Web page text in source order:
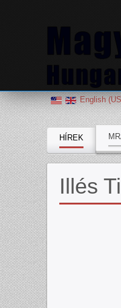
English
HÍREK
Illés